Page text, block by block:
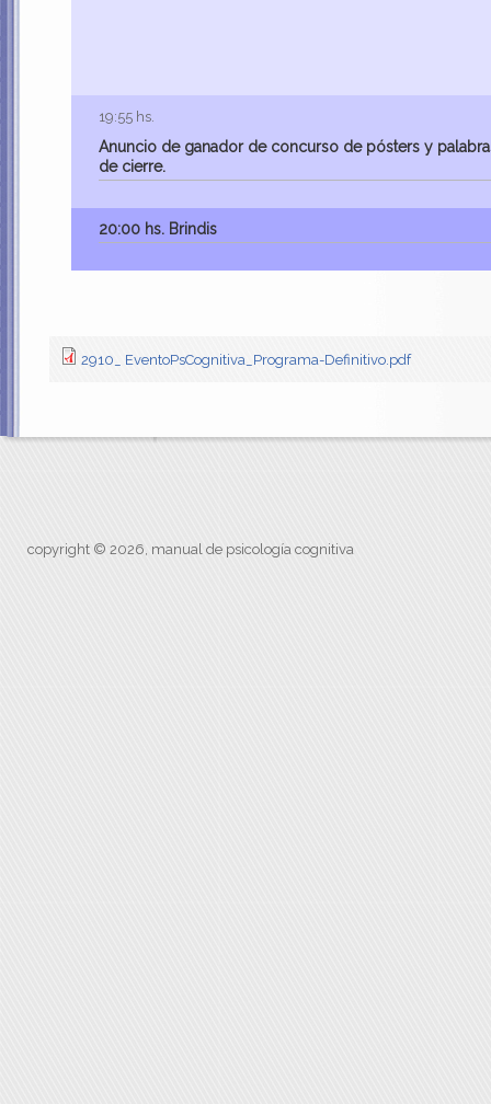
19:55 hs.
Anuncio de ganador de concurso de pósters y
de cierre.
20:00 hs. Brindis
2910_ EventoPsCognitiva_Programa-Definitivo.pdf
copyright © 2026, manual de psicología cognitiva